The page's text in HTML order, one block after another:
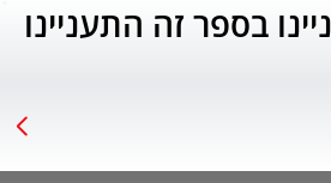
בספר זה התעניינו